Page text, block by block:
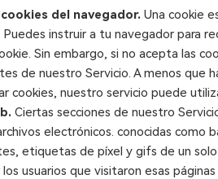
del navegador. Una cookie
instruir a tu navegador para
Sin embargo, si no acepta las
de nuestro Servicio. A menos que
cookies, nuestro servicio puede
Ciertas secciones de nuestro
electrónicos. conocidas como
etiquetas de píxel y gifs de un
usuarios que visitaron esas